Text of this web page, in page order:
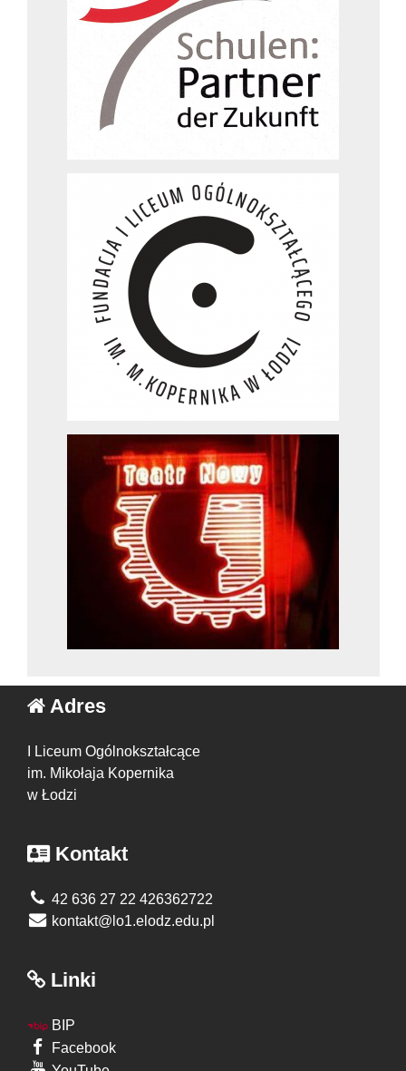
Adres
I Liceum Ogólnokształcące
im. Mikołaja Kopernika
w Łodzi
Kontakt
42 636 27 22 426362722
kontakt@lo1.elodz.edu.pl
Linki
BIP
Facebook